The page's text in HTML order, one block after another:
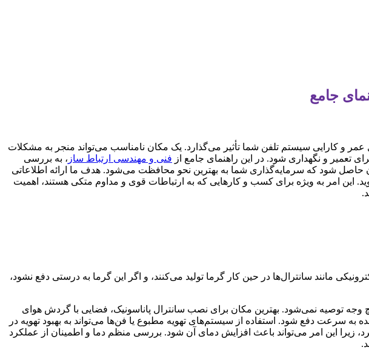
جامع
و کارایی سیستم تلفن شما تأثیر می‌گذارد. یک مکان نامناسب می‌تواند منجر به مشکلات
تعمیر و نگهداری شود. در این راهنمای جامع از فنی و مهندسی ارتباط ساز ، به بررسی
حاصل شود که سرمایه‌گذاری شما به بهترین نحو محافظت می‌شود. هدف ما ارائه اطلاعاتی
این امر به ویژه برای کسب و کارهایی که به ارتباطات قوی و مداوم متکی هستند، اهمیت
مانند سانترال‌ها در حین کار گرما تولید می‌کنند، و اگر این گرما به درستی دفع نشود،
وجه توصیه نمی‌شود. بهترین مکان برای نصب سانترال پاناسونیک، فضایی با گردش هوای
سرعت دفع شود. استفاده از سیستم‌های تهویه مطبوع یا فن‌ها می‌تواند به بهبود تهویه در
زیرا این امر می‌تواند باعث افزایش دمای آن شود. بررسی منظم دما و اطمینان از عملکرد